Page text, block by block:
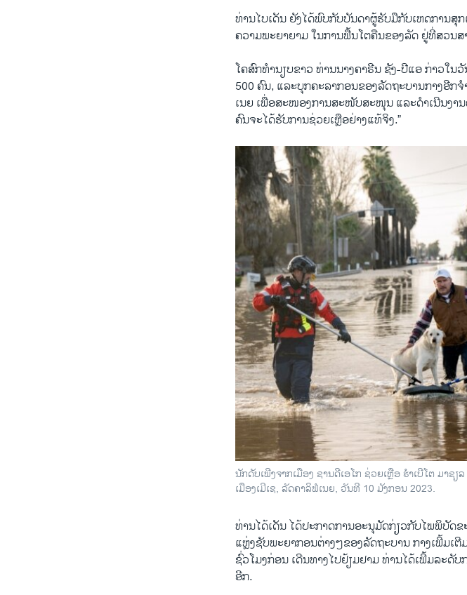
ທ່ານໄບເດັນ ຍັງໄດ້ພົບກັບບັນ​ດາ​ຜູ້​ຮັບ​ມື​ກັບ​ເຫດ​ການ​
ຄວາມ​ພະ​ຍາ​ຍາມ​ ໃນການຟື້​ນ​ໂຕ​ຄືນຂອງລັດ ຢູ່ທີ່ສວນ
ໂຄສົກທໍານຽບຂາວ ທ່ານນາງຄາຣີນ ຊັງ-ປີແອ ກ່າວໃນ
500 ຄົນ, ແລະບຸກຄະລາກອນຂອງລັດຖະບານກາງອີ
ເນຍ ເພື່ອສະໜອງການສະໜັບສະໜຸນ ແລະດໍາເນີນງ
ຄົນຈະໄດ້ຮັບການຊ່ວຍເຫຼືອຢ່າງແທ້ຈິງ.”
ນັກດັບເພີງຈາກເມືອງ ຊານດີເອໂກ ຊ່ວຍເຫຼືອ ຮໍາເບີໂຕ ມາ
ເມືອງເມີເຊ, ລັດຄາລິຟໍເນຍ, ວັນທີ 10 ມັງກອນ 2023.
ທ່ານໄດ້ເດັນ ໄດ້ປະກາດການອະນຸມັດກ່ຽວກັບໄພພິບັ
ແຫຼ່ງຊັບພະຍາກອນຕ່າງໆຂອງລັດຖະບານ ກາງເພີ້ມເ
ຊົ່ວໂມງກ່ອນ ເດີນທາງໄປຢ້ຽມຢາມ ທ່ານໄດ້ເພີ້ມລະດັ
ອີກ.